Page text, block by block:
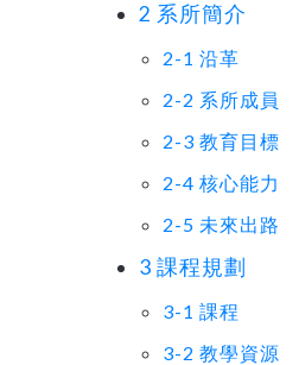
2 系所簡介
2-1 沿革
2-2 系所成員
2-3 教育目標
2-4 核心能力
2-5 未來出路
3 課程規劃
3-1 課程
3-2 教學資源